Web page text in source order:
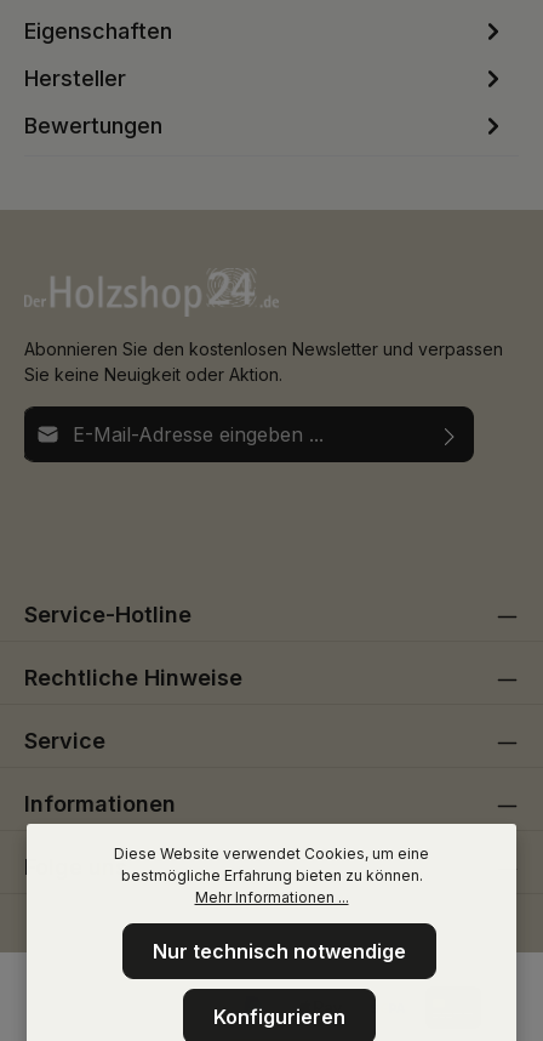
Eigenschaften
Hersteller
Bewertungen
Abonnieren Sie den kostenlosen Newsletter und verpassen
Sie keine Neuigkeit oder Aktion.
E-Mail-Adresse*
Service-Hotline
Rechtliche Hinweise
Service
Informationen
Folge uns
Diese Website verwendet Cookies, um eine
bestmögliche Erfahrung bieten zu können.
Mehr Informationen ...
Nur technisch notwendige
Konfigurieren